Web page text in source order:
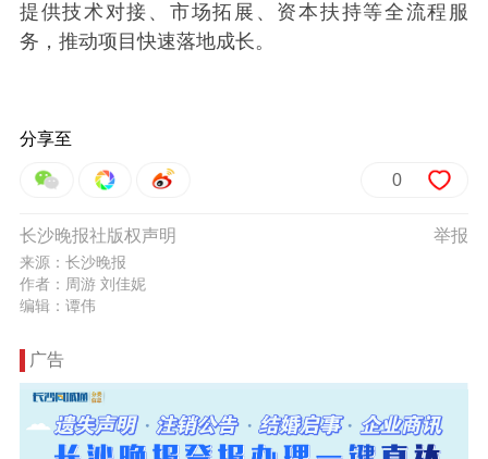
提供技术对接、市场拓展、资本扶持等全流程服
务，推动项目快速落地成长。
分享至
0
举报
长沙晚报社版权声明
来源：长沙晚报
作者：周游 刘佳妮
编辑：谭伟
广告